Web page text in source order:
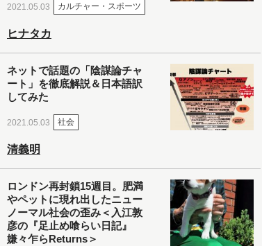
2021.05.03 カルチャー・スポーツ
ヒナタカ
ネットで話題の「陰謀論チャ
ート」を徹底解説＆日本語訳
してみた
2021.05.03 社会
清義明
ロンドン再封鎖15週目。肥満
やペットに現れ出したニュー
ノーマル社会の歪み＜入江敦
彦の『足止め喰らい日記』
嫌々乍らReturns＞